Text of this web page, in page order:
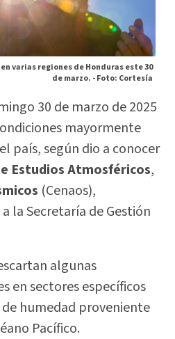
varias regiones de Honduras este 30
de marzo. -Foto: Cortesía
30 de marzo de 2025
mayormente
país, según dio a conocer
Estudios Atmosféricos,
(Cenaos),
la Secretaría de Gestión
algunas
en sectores específicos
humedad proveniente
Pacífico.